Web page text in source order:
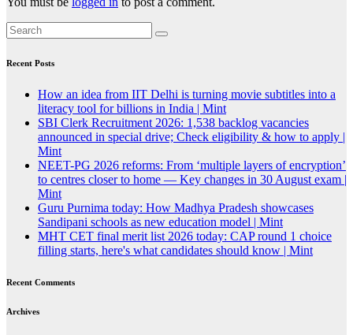
Recent Posts
How an idea from IIT Delhi is turning movie subtitles into a
literacy tool for billions in India | Mint
SBI Clerk Recruitment 2026: 1,538 backlog vacancies
announced in special drive; Check eligibility & how to apply |
Mint
NEET-PG 2026 reforms: From ‘multiple layers of encryption’
to centres closer to home — Key changes in 30 August exam |
Mint
Guru Purnima today: How Madhya Pradesh showcases
Sandipani schools as new education model | Mint
MHT CET final merit list 2026 today: CAP round 1 choice
filling starts, here's what candidates should know | Mint
Recent Comments
Archives